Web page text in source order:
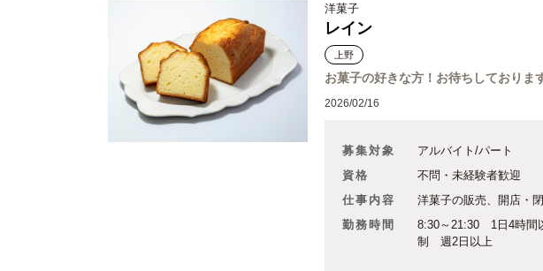
洋菓子
レイン
上野
お菓子の好きな方！お待ちしておりま
2026/02/16
募集対象
アルバイト/パート
資格
不問・未経験者歓迎
仕事内容
洋菓子の販売、開店・
勤務時間
8:30～21:30 1日4時間
制 週2日以上